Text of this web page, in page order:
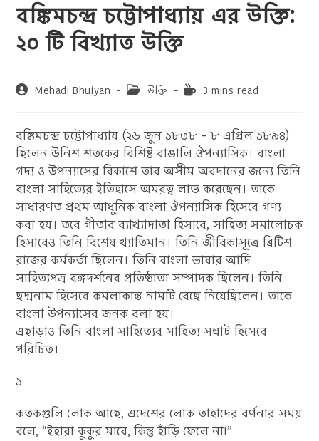
বঙ্কিমচন্দ্র চট্টোপাধ্যায় এর উক্তি:
২০ টি বিখ্যাত উক্তি
PostMehadi Bhuiyan
Postউক্তি
Reading3 mins read
বঙ্কিমচন্দ্র চট্টোপাধ্যায় (২৬ জুন ১৮৩৮ – ৮ এপ্রিল ১৮৯৪)
ছিলেন উনিশ শতকের বিশিষ্ট বাঙালি ঔপন্যাসিক। বাংলা
গদ্য ও উপন্যাসের বিকাশে তার অসীম অবদানের জন্যে তিনি
বাংলা সাহিত্যের ইতিহাসে অমরত্ব লাভ করেছেন। তাকে
সাধারণত প্রথম আধুনিক বাংলা ঔপন্যাসিক হিসেবে গণ্য
করা হয়। তবে গীতার ব্যাখ্যাদাতা হিসাবে, সাহিত্য সমালোচক
হিসাবেও তিনি বিশেষ খ্যাতিমান। তিনি জীবিকাসূত্রে ব্রিটিশ
রাজের কর্মকর্তা ছিলেন। তিনি বাংলা ভাষার আদি
সাহিত্যপত্র বঙ্গদর্শনের প্রতিষ্ঠাতা সম্পাদক ছিলেন। তিনি
ছদ্মনাম হিসেবে কমলাকান্ত নামটি বেছে নিয়েছিলেন। তাকে
বাংলা উপন‍্যাসের জনক বলা হয়।
এছাড়াও তিনি বাংলা সাহিত্যের সাহিত্য সম্রাট হিসেবে
পরিচিত।
১
কতকগুলি লোক আছে, এদেশের লোক তাহাদের বর্ণনার সময়
বলে, “ইহারা কুকুর মারে, কিন্তু হাঁড়ি ফেলে না৷”